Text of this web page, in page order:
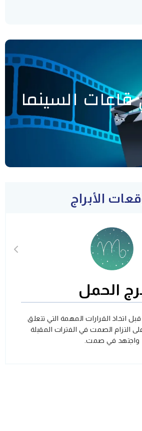
قاعات السينما
الأبراج
الحمل
اتخاذ القرارات المهمة التي تتعلق
التزام الصمت في الفترات المقبلة
واجتهد في صمت.